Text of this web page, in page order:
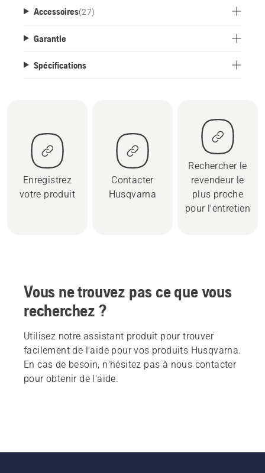
Accessoires(27)
Garantie
Spécifications
Enregistrez
votre produit
Contacter
Husqvarna
Rechercher le
revendeur le
plus proche
pour l'entretien
Vous ne trouvez pas ce que vous
recherchez ?
Utilisez notre assistant produit pour trouver
facilement de l'aide pour vos produits Husqvarna.
En cas de besoin, n'hésitez pas à nous contacter
pour obtenir de l'aide.